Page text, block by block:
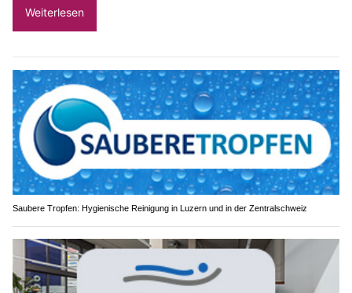
Weiterlesen
Saubere Tropfen: Hygienische Reinigung in Luzern und in der Zentralschweiz